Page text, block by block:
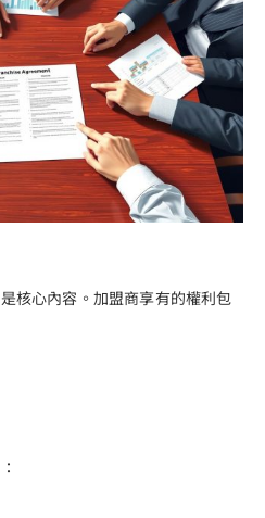
核心內容。加盟商享有的權利包